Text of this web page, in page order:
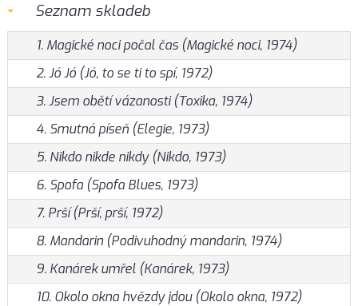
Seznam skladeb
1. Magické noci počal čas (Magické noci, 1974)
2. Jó Jó (Jó, to se ti to spí, 1972)
3. Jsem obětí vázanosti (Toxika, 1974)
4. Smutná píseň (Elegie, 1973)
5. Nikdo nikde nikdy (Nikdo, 1973)
6. Spofa (Spofa Blues, 1973)
7. Prší (Prší, prší, 1972)
8. Mandarin (Podivuhodný mandarin, 1974)
9. Kanárek umřel (Kanárek, 1973)
10. Okolo okna hvězdy jdou (Okolo okna, 1972)